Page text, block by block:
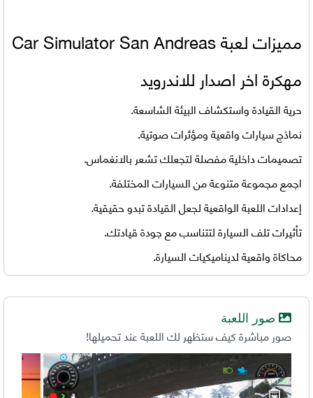
مميزات لعبةCar Simulator San Andreas
مهكرة اخر اصدار للاندرويد
حرية القيادة واستكشاف البيئة الشاسعة.
نماذج سيارات واقعية ومؤثرات صوتية.
تصميمات داخلية مفصلة لتجعلك تشعر بالانغماس.
اجمع مجموعة متنوعة من السيارات المختلفة.
إعدادات اللعبة الواقعية لجعل القيادة تبدو حقيقية.
تأثيرات تلف السيارة لتتناسب مع جودة قيادتك.
محاكاة واقعية لديناميكيات السيارة.
صور اللعبة
صور مباشرة كيف ستظهر لك اللعبة عند تحميلها!